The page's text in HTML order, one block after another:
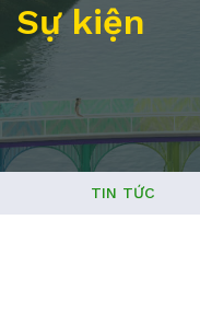
Sự kiện
TIN TỨC